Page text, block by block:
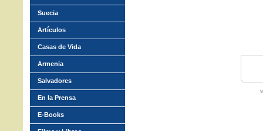
Suecia
Artículos
Casas de Vida
Armenia
Salvadores
En la Prensa
E-Books